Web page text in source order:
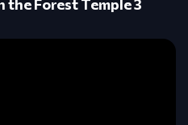
the Forest Temple 3